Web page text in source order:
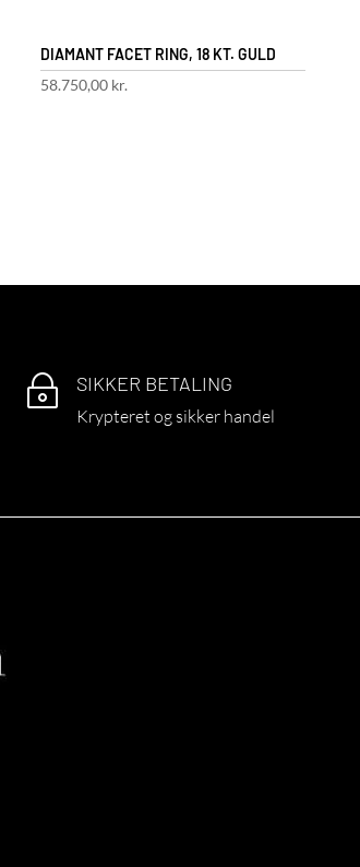
DIAMANT FACET RING, 18 KT. GULD
58.750,00 kr.
~ SIKKER BETALING
Krypteret og sikker handel